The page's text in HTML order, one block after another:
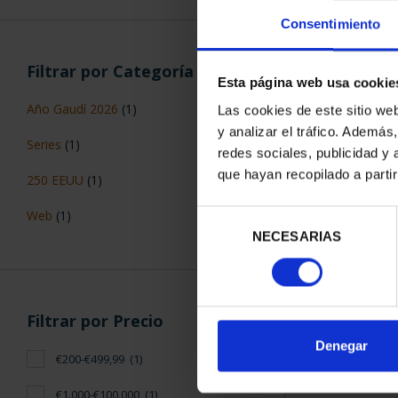
Consentimiento
Esta página web usa
Las cookies de este sitio
y analizar el tráfico.
redes sociales, publicidad y
que hayan recopilado a
consentimiento
NECESARIAS
Denegar
Filtrar por Categoría
Año Gaudí 2026 (1)
Series (1)
250 EEUU (1)
Web (1)
Filtrar por Precio
€200-€499,99 (1)
€1.000-€100.000 (1)
AÑO GAUDÍ
ORDENAR POR: